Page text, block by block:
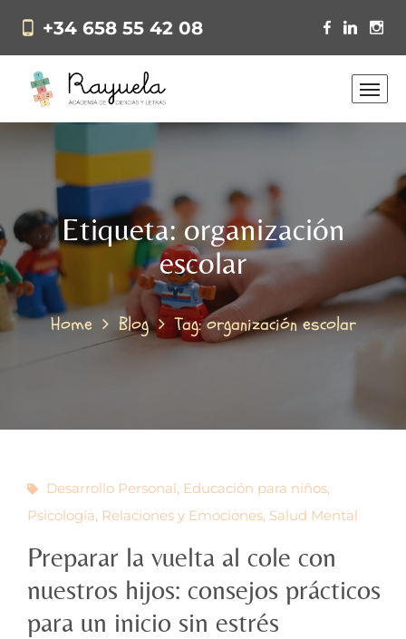
+34 658 55 42 08
Etiqueta:organización
escolar
Home Blog Tag: organización escolar
Desarrollo Personal, Educación para niños,
Psicología, Relaciones y Emociones, Salud Mental
Preparar la vuelta al cole con
nuestros hijos: consejos prácticos
para un inicio sin estrés